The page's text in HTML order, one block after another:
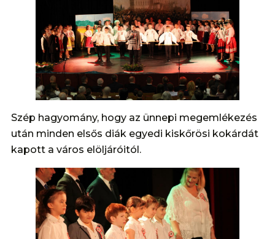
Szép hagyomány, hogy az ünnepi megemlékezés
után minden elsős diák egyedi kiskőrösi kokárdát
kapott a város elöljáróitól.